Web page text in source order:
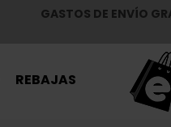
GASTOS DE ENVÍO
REBAJAS